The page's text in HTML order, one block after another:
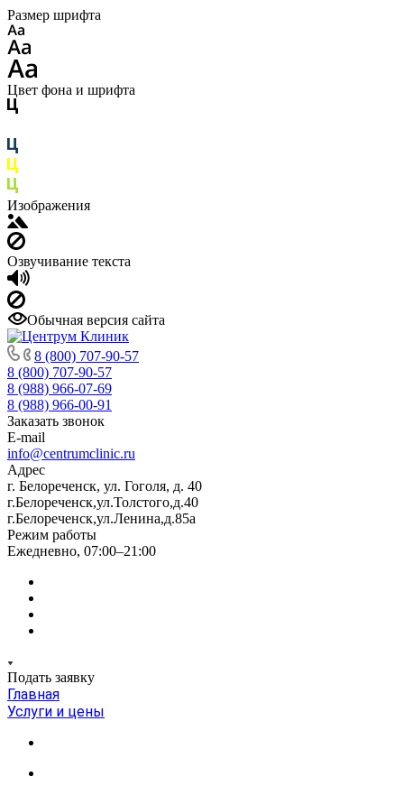
Размер шрифта
Цвет фона и шрифта
Изображения
Озвучивание текста
Обычная версия сайта
8 (800) 707-90-57
8 (800) 707-90-57
8 (988) 966-07-69
8 (988) 966-00-91
Заказать звонок
E-mail
info@centrumclinic.ru
Адрес
г. Белореченск, ул. Гоголя, д. 40
г.Белореченск,ул.Толстого,д.40
г.Белореченск,ул.Ленина,д.85а
Режим работы
Ежедневно, 07:00–21:00
Подать заявку
Главная
Услуги и цены